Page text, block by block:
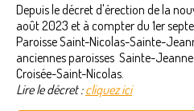
Depuis le décret d'érection de la
août 2023 et à compter du 1er
Paroisse Saint-Nicolas-Sainte-
anciennes paroisses Sainte-
Croisée-Saint-Nicolas.
Lire le décret :cliquez ici